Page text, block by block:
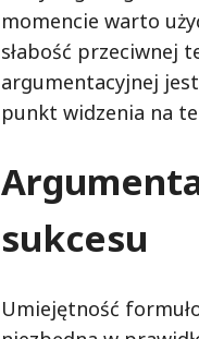
momencie warto
słabość przeciwnej
argumentacyjnej
punkt widzenia na
sukcesu
Umiejętność